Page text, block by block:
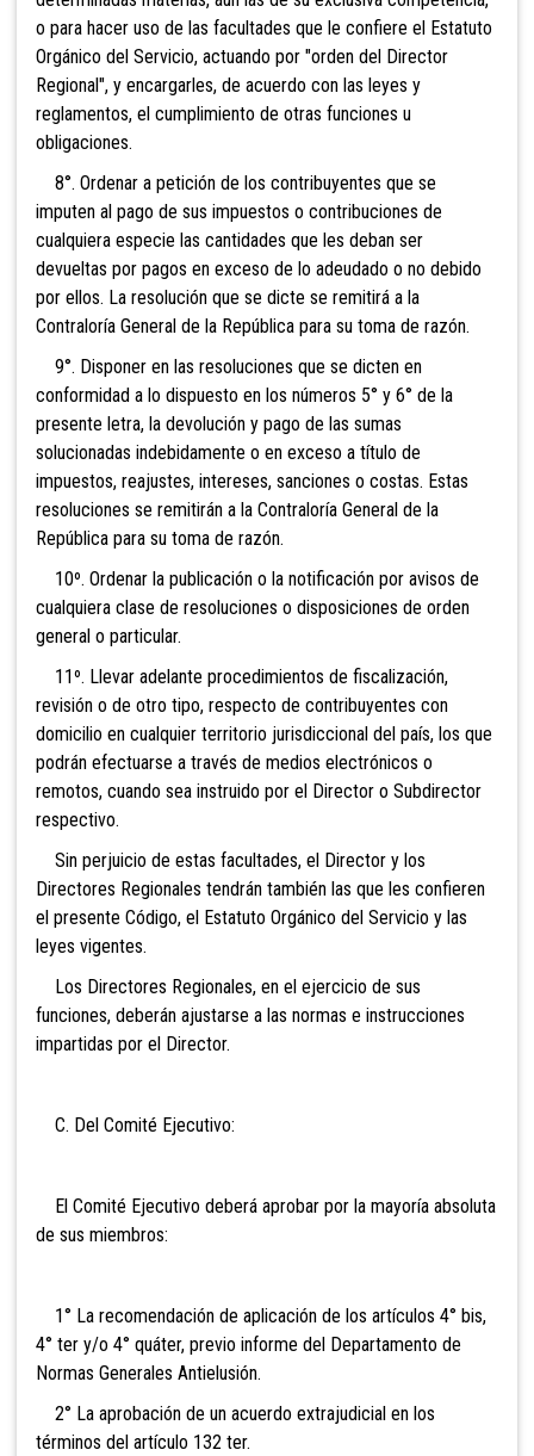
o para hacer uso de las facultades que le confiere el Estatuto
Orgánico del Servicio, actuando por "orden del Director
Regional", y encargarles, de acuerdo con las leyes y
reglamentos, el cumplimiento de otras funciones u
obligaciones.
8°. Ordenar a petición de los contribuyentes que se
imputen al pago de sus impuestos o contribuciones de
cualquiera especie las cantidades que les deban ser
devueltas por pagos en exceso de lo adeudado o no debido
por ellos. La resolución que se dicte se remitirá a la
Contraloría General de la República para su toma de razón.
9°. Disponer en las resoluciones que se dicten en
conformidad a lo dispuesto en los números 5° y 6° de la
presente letra, la devolución y pago de las sumas
solucionadas indebidamente o en exceso a título de
impuestos, reajustes, intereses, sanciones o costas. Estas
resoluciones se remitirán a la Contraloría General de la
República para su toma de razón.
10º. Ordenar la publicación o la notificación por avisos de
cualquiera clase de resoluciones o disposiciones de orden
general o particular.
11º. Llevar adelante procedimientos de fiscalización,
revisión o de otro tipo, respecto de contribuyentes con
domicilio en cualquier territorio jurisdiccional del país, los que
podrán efectuarse a través de medios electrónicos o
remotos, cuando sea instruido por el Director o Subdirector
respectivo.
Sin perjuicio de estas facultades, el Director y los
Directores Regionales tendrán también las que les confieren
el presente Código, el Estatuto Orgánico del Servicio y las
leyes vigentes.
Los Directores Regionales, en el ejercicio de sus
funciones, deberán ajustarse a las normas e instrucciones
impartidas por el Director.
C. Del Comité Ejecutivo:
El Comité Ejecutivo deberá aprobar por la mayoría absoluta
de sus miembros:
1° La recomendación de aplicación de los artículos 4° bis,
4° ter y/o 4° quáter, previo informe del Departamento de
Normas Generales Antielusión.
2° La aprobación de un acuerdo extrajudicial en los
términos del artículo 132 ter.